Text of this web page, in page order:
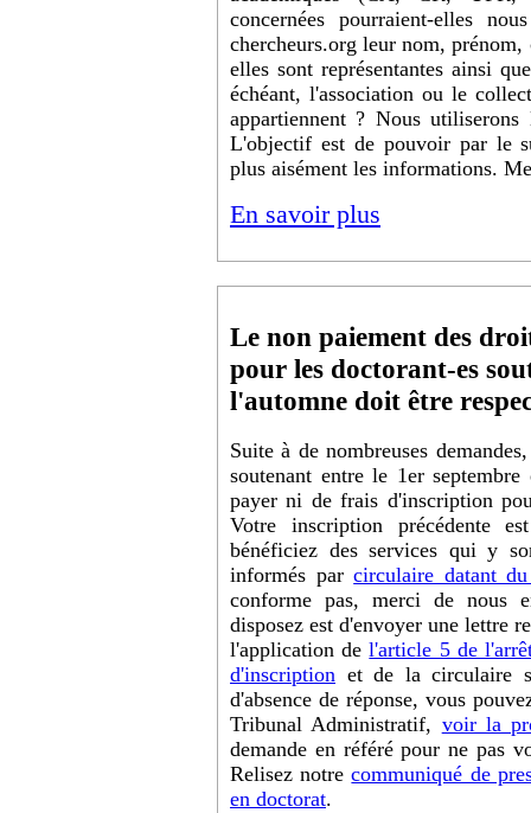
concernées pourraient-elles
chercheurs.org leur nom,
elles sont représentantes ainsi
échéant, l'association ou le
appartiennent ? Nous
L'objectif est de pouvoir par le
plus aisément les informations.
En savoir plus
Le non paiement des
pour les doctorant-es
l'automne doit être
Suite à de nombreuses
soutenant entre le 1er
payer ni de frais d'inscription
Votre inscription précédente
bénéficiez des services qui y
informés parcirculaire datant
conforme pas, merci de nous
disposez est d'envoyer une lettre
l'application del'article 5 de
d'inscription et de la circulaire
d'absence de réponse, vous
Tribunal Administratif, voir la
demande en référé pour ne pas
Relisez notrecommuniqué de
en doctorat.